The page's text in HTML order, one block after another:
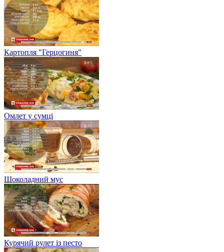
Картопля "Герцогиня"
Омлет у сумці
Шоколадний мус
Курячий рулет із песто